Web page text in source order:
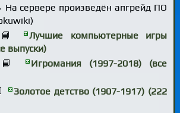
На сервере произведён апгрейд ПО
Лучшие компьютерные игры
выпуски)
Игромания (1997-2018) (все
Золотое детство (1907-1917) (222